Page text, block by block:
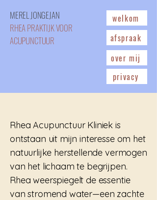
MEREL JONGEJAN
RHEA PRAKTIJK VOOR
ACUPUNCTUUR
welkom
afspraak
over mij
privacy
Rhea Acupunctuur Kliniek is
ontstaan uit mijn interesse om het
natuurlijke herstellende vermogen
van het lichaam te begrijpen.
Rhea weerspiegelt de essentie
van stromend water—een zachte